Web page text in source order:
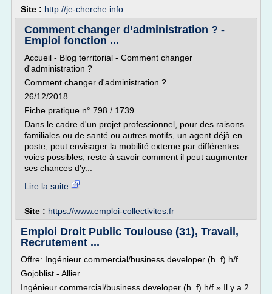
Site : http://je-cherche.info
Comment changer d’administration ? -
Emploi fonction ...
Accueil - Blog territorial - Comment changer
d'administration ?
Comment changer d'administration ?
26/12/2018
Fiche pratique n° 798 / 1739
Dans le cadre d'un projet professionnel, pour des raisons
familiales ou de santé ou autres motifs, un agent déjà en
poste, peut envisager la mobilité externe par différentes
voies possibles, reste à savoir comment il peut augmenter
ses chances d'y...
Lire la suite
Site : https://www.emploi-collectivites.fr
Emploi Droit Public Toulouse (31), Travail,
Recrutement ...
Offre: Ingénieur commercial/business developer (h_f) h/f
Gojoblist - Allier
Ingénieur commercial/business developer (h_f) h/f » Il y a 2